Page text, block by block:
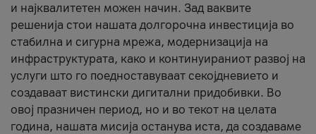
и најквалитетен можен начин. Зад ваквите
решенија стои нашата долгорочна инвестиција во
стабилна и сигурна мрежа, модернизација на
инфраструктурата, како и континуираниот развој на
услуги што го поедноставуваат секојдневието и
создаваат вистински дигитални придобивки. Во
овој празничен период, но и во текот на целата
година, нашата мисија останува иста, да создаваме